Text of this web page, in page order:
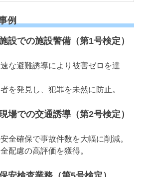
例
設での施設警備（第1号検定）
な避難誘導により被害ゼロを達
を発見し、犯罪を未然に防止。
場での交通誘導（第2号検定）
全確保で事故件数を大幅に削減。
配慮の高評価を獲得。